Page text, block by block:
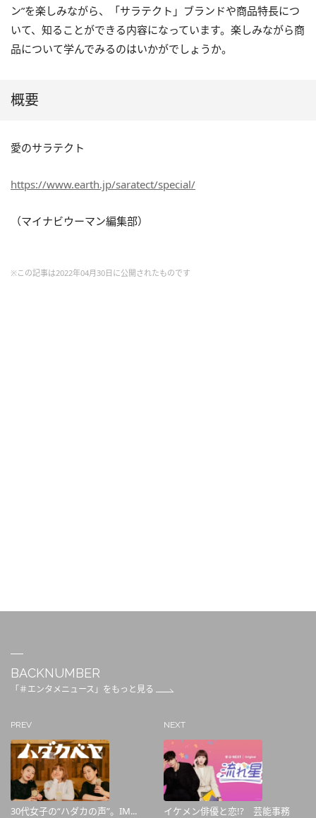
ン”を楽しみながら、「サラテクト」ブランドや商品特長につ
いて、知ることができる内容になっています。楽しみながら商
品について学んでみるのはいかがでしょうか。
概要
愛のサラテクト
https://www.earth.jp/saratect/special/
（マイナビウーマン編集部）
※この記事は2022年04月30日に公開されたものです
BACKNUMBER
「＃エンタメニュース」をもっと見る
PREV
30代女子の“ハダカの声”。IM...
NEXT
イケメン俳優と恋!? 芸能事務